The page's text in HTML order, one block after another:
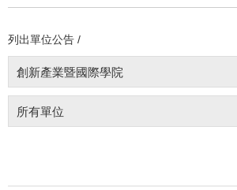
列出單位公告 /
創新產業暨國際學院
所有單位